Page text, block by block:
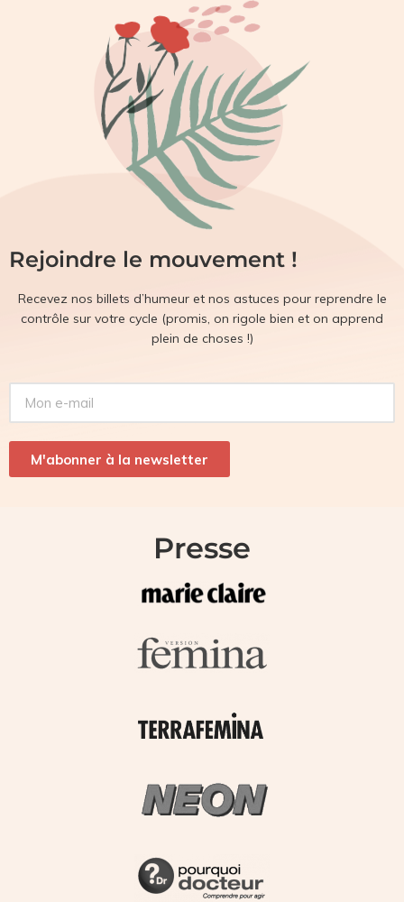
Rejoindre le mouvement !
Recevez nos billets d’humeur et nos astuces pour reprendre le
contrôle sur votre cycle (promis, on rigole bien et on apprend
plein de choses !)
M'abonner à la newsletter
Presse